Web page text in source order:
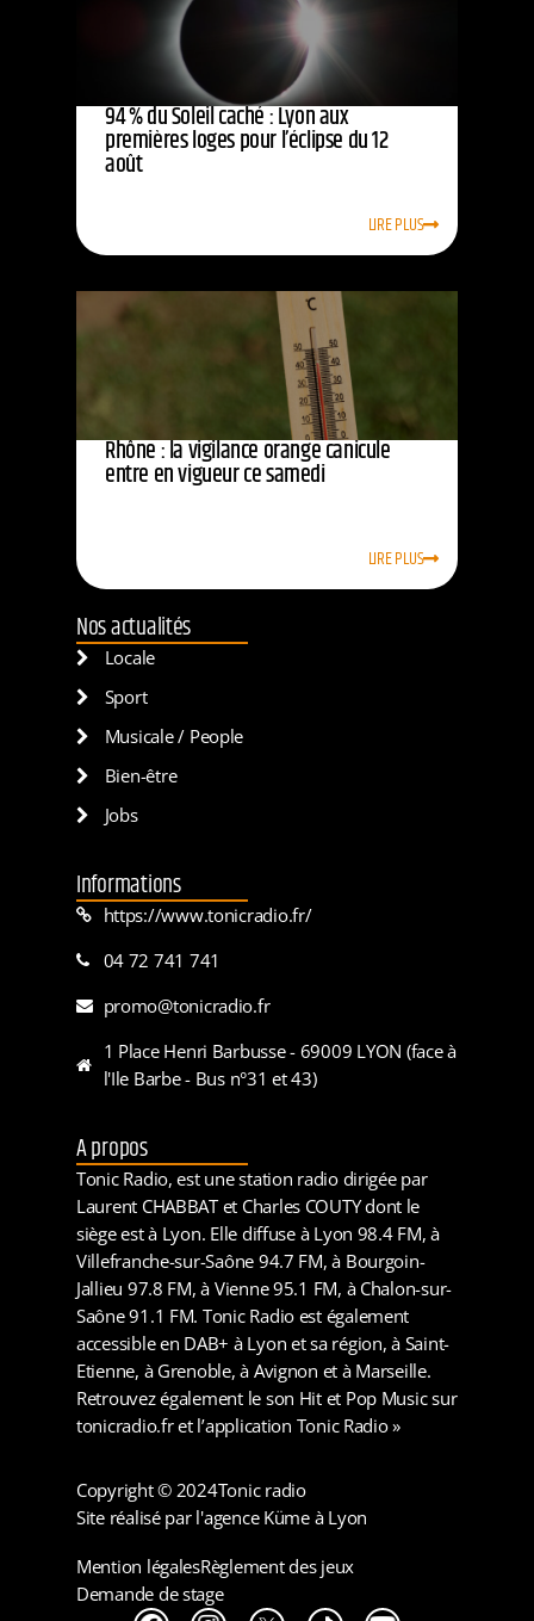
94 % du Soleil caché : Lyon aux
premières loges pour l’éclipse du 12
août
LIRE PLUS
Rhône : la vigilance orange canicule
entre en vigueur ce samedi
LIRE PLUS
Nos actualités
Locale
Sport
Musicale / People
Bien-être
Jobs
Informations
https://www.tonicradio.fr/
04 72 741 741
promo@tonicradio.fr
1 Place Henri Barbusse - 69009 LYON (face à
l'Ile Barbe - Bus n°31 et 43)
A propos
Tonic Radio, est une station radio dirigée par
Laurent CHABBAT et Charles COUTY dont le
siège est à Lyon. Elle diffuse à Lyon 98.4 FM, à
Villefranche-sur-Saône 94.7 FM, à Bourgoin-
Jallieu 97.8 FM, à Vienne 95.1 FM, à Chalon-sur-
Saône 91.1 FM. Tonic Radio est également
accessible en DAB+ à Lyon et sa région, à Saint-
Etienne, à Grenoble, à Avignon et à Marseille.
Retrouvez également le son Hit et Pop Music sur
tonicradio.fr et l’application Tonic Radio »
Copyright © 2024Tonic radio
Site réalisé par l'agence Küme à Lyon
Mention légalesRèglement des jeux
Demande de stage